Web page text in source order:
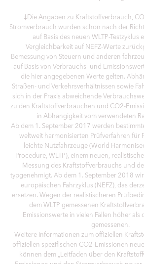
‡Die Angaben zu Kraftstoffverbrauch,
Stromverbrauch wurden schon nach der
auf Basis des neuen WLTP-Testzyklus
Vergleichbarkeit auf NEFZ-Werte
Bemessung von Steuern und anderen
auf Basis von Verbrauchs- und
die hier angegebenen Werte gelten.
Straßen- und Verkehrsverhältnissen sowie
sich in der Praxis abweichende
zu den Kraftstoffverbräuchen und CO2-
in Abhängigkeit vom verwendeten
Ab dem 1. September 2017 werden
weltweit harmonisierten Prüfverfahren für
leichte Nutzfahrzeuge (World
Procedure, WLTP), einem neuen,
Messung des Kraftstoffverbrauchs und
typgenehmigt. Ab dem 1. September 2018
europäischen Fahrzyklus (NEFZ), das
ersetzen. Wegen der realistischeren
dem WLTP gemessenen
Emissionswerte in vielen Fällen höher als
gemessenen.
Weitere Informationen zum offiziellen
offiziellen spezifischen CO2-Emissionen
können dem „Leitfaden über den